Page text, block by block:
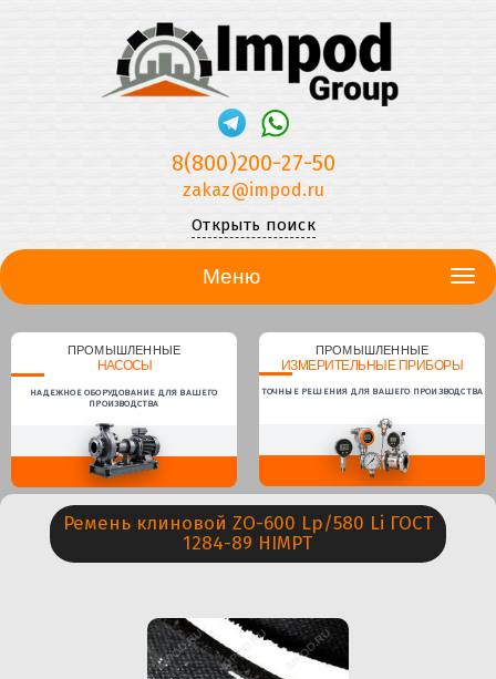
8(800)200-27-50
zakaz@impod.ru
Открыть поиск
Меню
ПРОМЫШЛЕННЫЕ
НАСОСЫ
НАДЕЖНОЕ ОБОРУДОВАНИЕ ДЛЯ ВАШЕГО
ПРОИЗВОДСТВА
ПРОМЫШЛЕННЫЕ
ИЗМЕРИТЕЛЬНЫЕ ПРИБОРЫ
ТОЧНЫЕ РЕШЕНИЯ ДЛЯ ВАШЕГО ПРОИЗВОДСТВА
Ремень клиновой ZО-600 Lp/580 Li ГОСТ
1284-89 HIMPT